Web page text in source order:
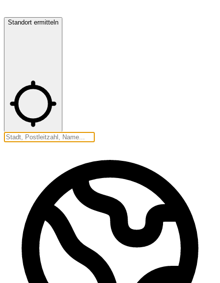
Standort ermitteln